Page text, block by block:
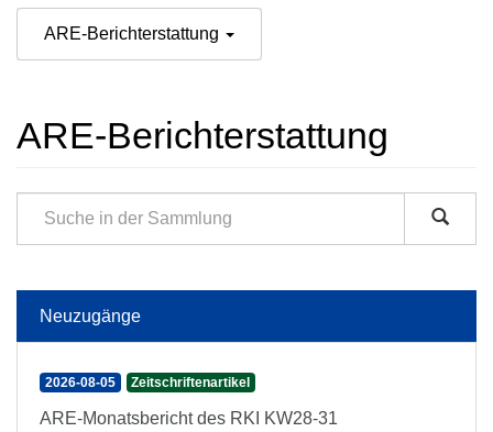
ARE-Berichterstattung
ARE-Berichterstattung
Neuzugänge
2026-08-05 Zeitschriftenartikel
ARE-Monatsbericht des RKI KW28-31